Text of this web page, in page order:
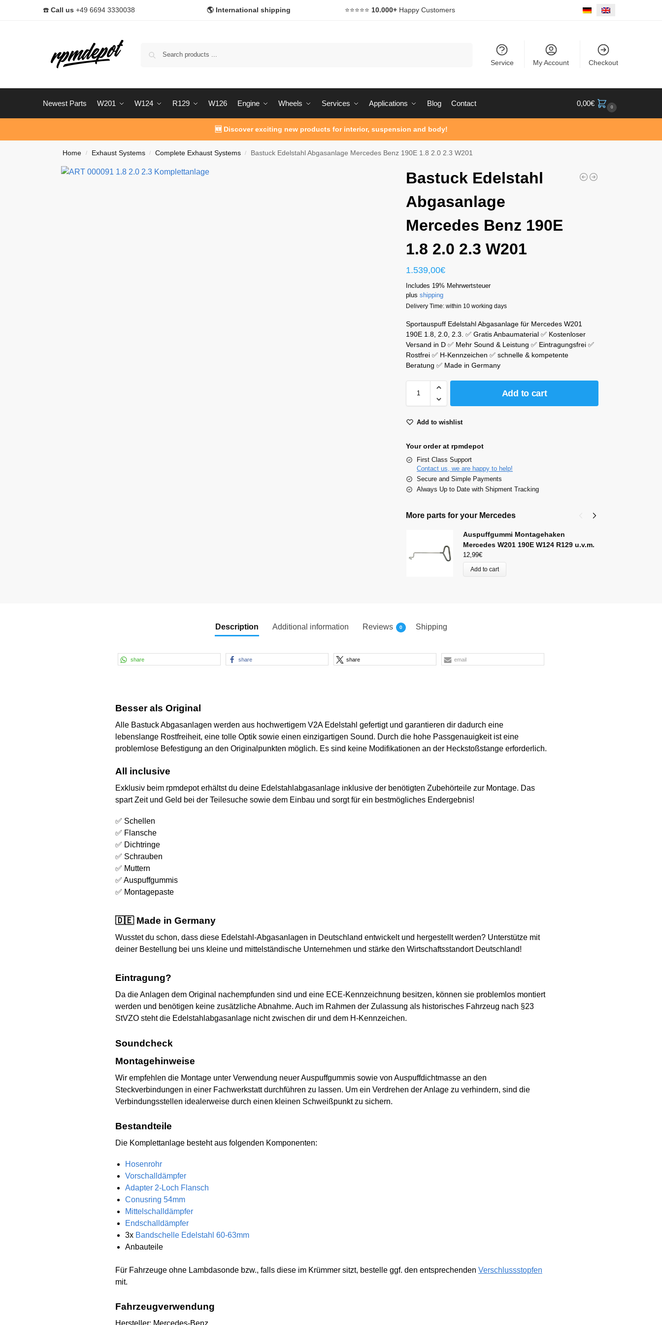
☎️ Call us +49 6694 3330038 🌎 International shipping ⭐️⭐️⭐️⭐️⭐️ 10.000+Happy Customers
Service My Account Checkout
Newest Parts W201 W124 R129 W126 Engine Wheels Services Applications Blog Contact 0,00€ 0
🆕 Discover exciting new products for interior, suspension and body!
Home / Exhaust Systems / Complete Exhaust Systems / Bastuck Edelstahl Abgasanlage Mercedes Benz 190E 1.8 2.0 2.3 W201
Bastuck Edelstahl
Abgasanlage
Mercedes Benz 190E
1.8 2.0 2.3 W201
1.539,00€
Includes 19% Mehrwertsteuer
plusshipping
Delivery Time: within 10 working days
Sportauspuff Edelstahl Abgasanlage für Mercedes W201
190E 1.8, 2.0, 2.3. ✅ Gratis Anbaumaterial ✅ Kostenloser
Versand in D ✅ Mehr Sound & Leistung ✅ Eintragungsfrei ✅
Rostfrei ✅ H-Kennzeichen ✅ schnelle & kompetente
Beratung ✅ Made in Germany
Add to cart
Add to wishlist
Your order at rpmdepot
First Class Support
Contact us, we are happy to help!
Secure and Simple Payments
Always Up to Date with Shipment Tracking
More parts for your Mercedes
Auspuffgummi Montagehaken
Mercedes W201 190E W124 R129 u.v.m.
12,99€
Add to cart
Description Additional information Reviews 0 Shipping
share share share email
Besser als Original
Alle Bastuck Abgasanlagen werden aus hochwertigem V2A Edelstahl gefertigt und garantieren dir dadurch eine
lebenslange Rostfreiheit, eine tolle Optik sowie einen einzigartigen Sound. Durch die hohe Passgenauigkeit ist eine
problemlose Befestigung an den Originalpunkten möglich. Es sind keine Modifikationen an der Heckstoßstange erforderlich.
All inclusive
Exklusiv beim rpmdepot erhältst du deine Edelstahlabgasanlage inklusive der benötigten Zubehörteile zur Montage. Das
spart Zeit und Geld bei der Teilesuche sowie dem Einbau und sorgt für ein bestmögliches Endergebnis!
✅ Schellen
✅ Flansche
✅ Dichtringe
✅ Schrauben
✅ Muttern
✅ Auspuffgummis
✅ Montagepaste
🇩🇪 Made in Germany
Wusstet du schon, dass diese Edelstahl-Abgasanlagen in Deutschland entwickelt und hergestellt werden? Unterstütze mit
deiner Bestellung bei uns kleine und mittelständische Unternehmen und stärke den Wirtschaftsstandort Deutschland!
Eintragung?
Da die Anlagen dem Original nachempfunden sind und eine ECE-Kennzeichnung besitzen, können sie problemlos montiert
werden und benötigen keine zusätzliche Abnahme. Auch im Rahmen der Zulassung als historisches Fahrzeug nach §23
StVZO steht die Edelstahlabgasanlage nicht zwischen dir und dem H-Kennzeichen.
Soundcheck
Montagehinweise
Wir empfehlen die Montage unter Verwendung neuer Auspuffgummis sowie von Auspuffdichtmasse an den
Steckverbindungen in einer Fachwerkstatt durchführen zu lassen. Um ein Verdrehen der Anlage zu verhindern, sind die
Verbindungsstellen idealerweise durch einen kleinen Schweißpunkt zu sichern.
Bestandteile
Die Komplettanlage besteht aus folgenden Komponenten:
Hosenrohr
Vorschalldämpfer
Adapter 2-Loch Flansch
Conusring 54mm
Mittelschalldämpfer
Endschalldämpfer
3x Bandschelle Edelstahl 60-63mm
Anbauteile
Für Fahrzeuge ohne Lambdasonde bzw., falls diese im Krümmer sitzt, bestelle ggf. den entsprechenden Verschlussstopfen
mit.
Fahrzeugverwendung
Hersteller: Mercedes-Benz